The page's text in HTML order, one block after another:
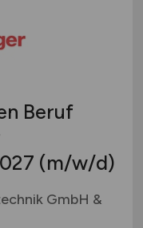
Beruf
(m/w/d)
GmbH &